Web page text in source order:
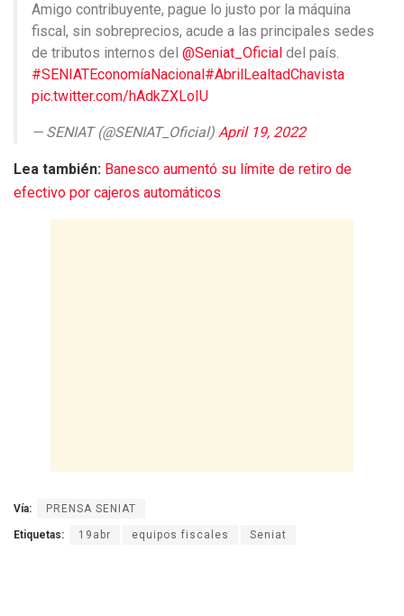
Amigo contribuyente, pague lo justo por la máquina
fiscal, sin sobreprecios, acude a las principales sedes
de tributos internos del @Seniat_Oficial del país.
#SENIATEconomíaNacional#AbrilLealtadChavista
pic.twitter.com/hAdkZXLoIU
— SENIAT (@SENIAT_Oficial) April 19, 2022
Lea también: Banesco aumentó su límite de retiro de
efectivo por cajeros automáticos
Vía: PRENSA SENIAT
Etiquetas: 19abr equipos fiscales Seniat